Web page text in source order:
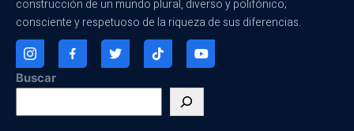
construcción de un mundo plural, diverso y polifónico;
consciente y respetuoso de la riqueza de sus diferencias.
Buscar